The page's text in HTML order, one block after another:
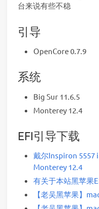
台来说有些不稳
引导
OpenCore 0.7.9
系统
Big Sur 11.6.5
Monterey 12.4
EFI引导下载
戴尔Inspiron 5557
Monterey 12.4
有关于本站黑苹果
【老吴黑苹果】